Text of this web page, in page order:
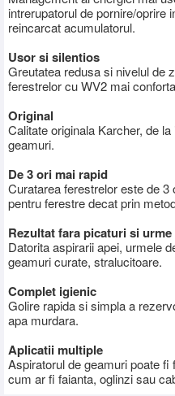
intrerupatorul de pornire/oprire
reincarcat acumulatorul.
Usor si silentios
Greutatea redusa si nivelul de
ferestrelor cu WV2 mai
Original
Calitate originala Karcher, de
geamuri.
De 3 ori mai rapid
Curatarea ferestrelor este de
pentru ferestre decat prin
Rezultat fara picaturi si urme
Datorita aspirarii apei, urmele
geamuri curate, stralucitoare.
Complet igienic
Golire rapida si simpla a
apa murdara.
Aplicatii multiple
Aspiratorul de geamuri poate
cum ar fi faianta, oglinzi sau